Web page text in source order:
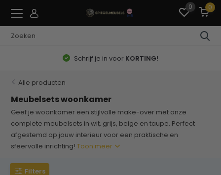
0 0
Schrijf je in voor KORTING!
Alle producten
Meubelsets woonkamer
Geef je woonkamer een stijlvolle make-over met onze
complete meubelsets in wit, grijs, beige en taupe. Perfect
afgestemd op jouw interieur voor een praktische en
sfeervolle inrichting!Toon meer
Filters